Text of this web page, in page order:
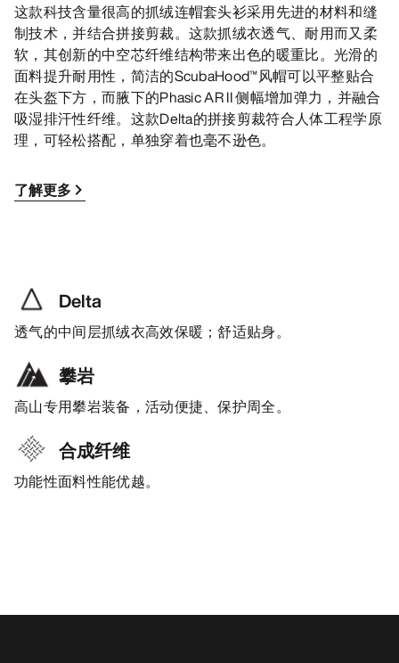
这款科技含量很高的抓绒连帽套头衫采用先进的材料和缝
制技术，并结合拼接剪裁。这款抓绒衣透气、耐用而又柔
软，其创新的中空芯纤维结构带来出色的暖重比。光滑的
面料提升耐用性，简洁的ScubaHood™风帽可以平整贴合
在头盔下方，而腋下的Phasic AR II 侧幅增加弹力，并融合
吸湿排汗性纤维。这款Delta的拼接剪裁符合人体工程学原
理，可轻松搭配，单独穿着也毫不逊色。
了解更多
Delta
透气的中间层抓绒衣高效保暖；舒适贴身。
攀岩
高山专用攀岩装备，活动便捷、保护周全。
合成纤维
功能性面料性能优越。